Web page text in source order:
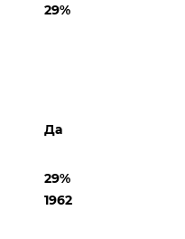
29%
Да
29%
1962